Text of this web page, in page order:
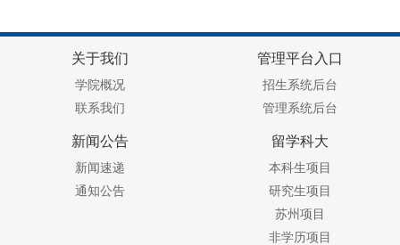
关于我们
学院概况
联系我们
管理平台入口
招生系统后台
管理系统后台
新闻公告
新闻速递
通知公告
留学科大
本科生项目
研究生项目
苏州项目
非学历项目